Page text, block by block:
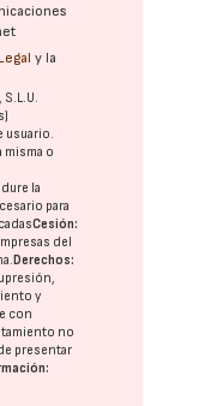
y la
usuario.
misma o
la
para
Cesión:
del
Derechos:
y
con
no
presentar